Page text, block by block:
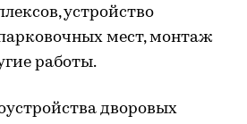
устройство
мест, монтаж
работы.
дворовых